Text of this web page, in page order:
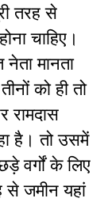
तरह से
चाहिए।
मानता
को ही तो
रामदास
है। तो उसमें
वर्गों के लिए
से जमीन यहां